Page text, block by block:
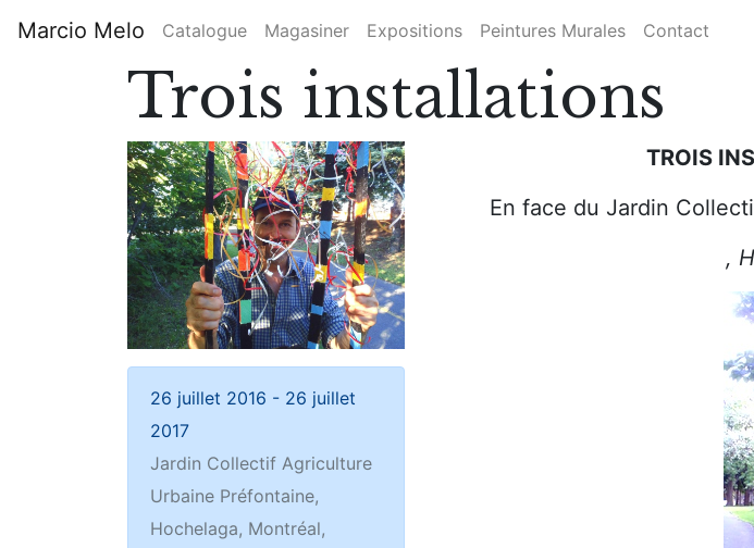
auMain
navigation
Marcio Melo Catalogue Magasiner Expositions Peintures Murales Contact
Trois installations
26 juillet 2016 - 26 juillet
2017
Jardin Collectif Agriculture
Urbaine Préfontaine,
Hochelaga, Montréal,
TROIS
En face du Jardin
,